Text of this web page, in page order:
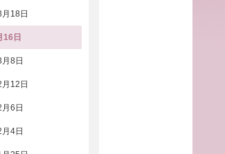
18日
16日
8日
12日
6日
4日